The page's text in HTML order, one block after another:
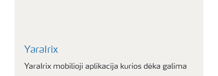
YaraIrix
YaraIrix mobilioji aplikacija kurios dėka galima